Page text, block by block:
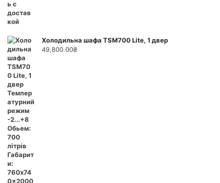
Холодильна шафа TSM700 Lite, 1 двер
49,800.00₴